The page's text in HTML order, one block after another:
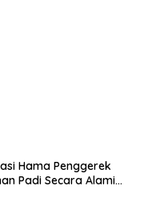
Hama Penggerek
Padi Secara Alami